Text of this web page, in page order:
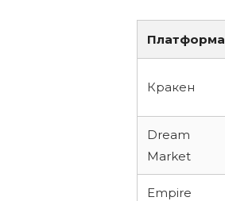
Платформа
Кракен
Dream
Market
Empire